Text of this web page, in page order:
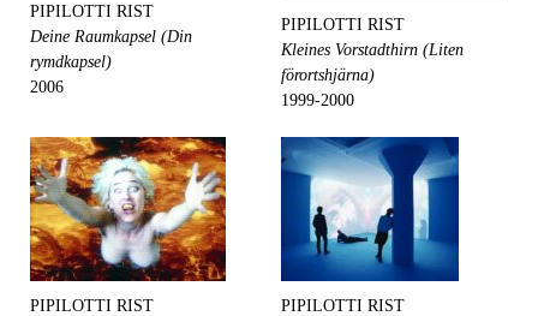
PIPILOTTI RIST
Deine Raumkapsel (Din
rymdkapsel)
2006
PIPILOTTI RIST
Kleines Vorstadthirn (Liten
förortshjärna)
1999-2000
PIPILOTTI RIST
PIPILOTTI RIST